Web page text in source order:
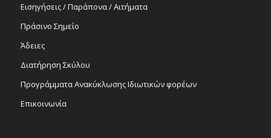
Εισηγήσεις / Παράπονα / Αιτήματα
Πράσινο Σημείο
Άδειες
Διατήρηση Σκύλου
Προγράμματα Ανακύκλωσης Ιδιωτικών φορέων
Επικοινωνία